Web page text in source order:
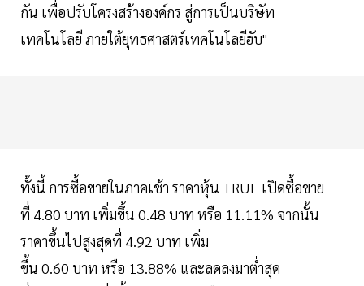
กัน เพื่อปรับโครงสร้างองค์กร สู่การเป็นบริษัท
เทคโนโลยี ภายใต้ยุทธศาสตร์เทคโนโลยีฮับ"
ทั้งนี้ การซื้อขายในภาคเช้า ราคาหุ้น TRUE เปิดซื้อขาย
ที่ 4.80 บาท เพิ่มขึ้น 0.48 บาท หรือ 11.11% จากนั้น
ราคาขึ้นไปสูงสุดที่ 4.92 บาท เพิ่ม
ขึ้น 0.60 บาท หรือ 13.88% และลดลงมาต่ำสุด